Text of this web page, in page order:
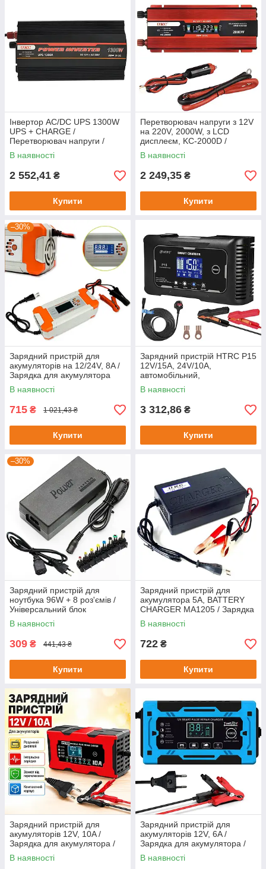
Інвертор AC/DC UPS 1300W
UPS + CHARGE /
Перетворювач напруги /
Автомобільний інвертор
В наявності
2 552,41 ₴
Купити
Перетворювач напруги з 12V
на 220V, 2000W, з LCD
дисплеєм, KC-2000D /
Інвертор автомобільний
В наявності
2 249,35 ₴
Купити
–30%
Зарядний пристрій для
акумуляторів на 12/24V, 8A /
Зарядка для акумулятора
авто / Автомобільна зарядка
В наявності
715 ₴ 1 021,43 ₴
Купити
Зарядний пристрій HTRC P15
12V/15А, 24V/10А,
автомобільний,
інтелектуальний /
Автоматична зарядка в авто
В наявності
3 312,86 ₴
Купити
–30%
Зарядний пристрій для
ноутбука 96W + 8 роз'ємів /
Універсальний блок
живлення / Адаптер
живлення для ноутбука
В наявності
309 ₴ 441,43 ₴
Купити
Зарядний пристрій для
акумулятора 5A, BATTERY
CHARGER MA1205 / Зарядка
для акумулятора авто
В наявності
722 ₴
Купити
Зарядний пристрій для
акумуляторів 12V, 10A /
Зарядка для акумулятора /
Імпульсне зарядне для АКБ
В наявності
Зарядний пристрій для
акумуляторів 12V, 6A /
Зарядка для акумулятора /
Імпульсний зарядний для
АКБ
В наявності